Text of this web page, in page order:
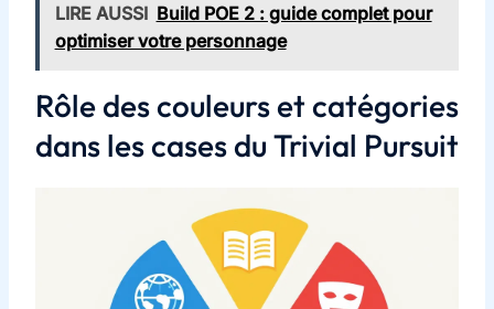
LIRE AUSSI Build POE 2 : guide complet pour
optimiser votre personnage
Rôle des couleurs et catégories
dans les cases du Trivial Pursuit